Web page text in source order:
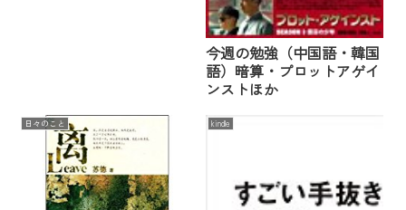
今週の勉強（中国語・韓国
語）暗算・プロットアゲイ
ンストほか
日々のこと kindle